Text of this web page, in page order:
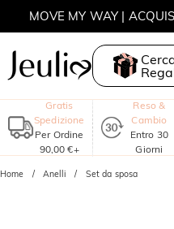
MOVE MY WAY |
Gratis
Spedizione
Per Ordine
90,00 €+
Reso &
Cambio
Entro 30
Giorni
Home Anelli Set da sposa